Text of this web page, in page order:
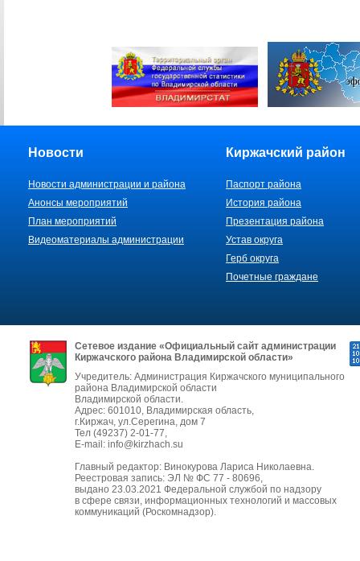
Новости
Новости администрации и района
Анонсы мероприятий
План мероприятий
Видеоматериалы администрации
Киржачский район
Паспорт района
История района
Презентация района
Устав округа
Герб округа
Почетные граждане
Сетевое издание «Официальный сайт администрации
Киржачского района Владимирской области»
Учредитель: Администрация Киржачского муниципального
района Владимирской области
Владимирской области.
Адрес: 601010, Владимирская область,
г.Киржач, ул.Серегина, дом 7
Тел (49237) 2-01-77,
E-mail: info@kirzhach.su
Главный редактор: Винокурова Лариса Николаевна.
Реестровая запись: ЭЛ № ФС 77 - 80696,
выдано 23.03.2021 Федеральной службой по надзору
в сфере связи, информационных технологий и массовых
коммуникаций (Роскомнадзор).